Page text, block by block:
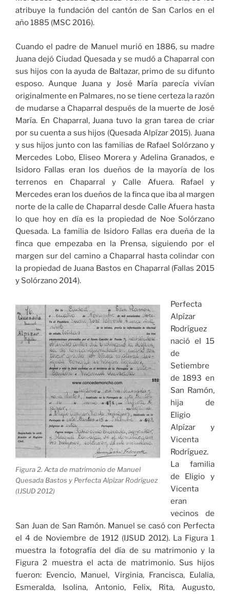
atribuye la fundación del cantón de San Carlos en el
año 1885 (MSC 2016).
Cuando el padre de Manuel murió en 1886, su madre
Juana dejó Ciudad Quesada y se mudó a Chaparral con
sus hijos con la ayuda de Baltazar, primo de su difunto
esposo. Aunque Juana y José María parecía vivían
originalmente en Palmares, no se tiene certeza la razón
de mudarse a Chaparral después de la muerte de José
María. En Chaparral, Juana tuvo la gran tarea de criar
por su cuenta a sus hijos (Quesada Alpízar 2015). Juana
y sus hijos junto con las familias de Rafael Solórzano y
Mercedes Lobo, Eliseo Morera y Adelina Granados, e
Isidoro Fallas eran los dueños de la mayoría de los
terrenos en Chaparral y Calle Afuera. Rafael y
Mercedes eran los dueños de la finca que iba al margen
norte de la calle de Chaparral desde Calle Afuera hasta
lo que hoy en día es la propiedad de Noe Solórzano
Quesada. La familia de Isidoro Fallas era dueña de la
finca que empezaba en la Prensa, siguiendo por el
margen sur del camino a Chaparral hasta colindar con
la propiedad de Juana Bastos en Chaparral (Fallas 2015
y Solórzano 2014).
Figura 2. Acta de matrimonio de Manuel
Quesada Bastos y Perfecta Alpízar Rodríguez
(IJSUD 2012)
Perfecta
Alpízar
Rodríguez
nació el 15
de
Setiembre
de 1893 en
San Ramón,
hija de
Eligio
Alpízar y
Vicenta
Rodríguez.
La familia
de Eligio y
Vicenta
eran
vecinos de
San Juan de San Ramón. Manuel se casó con Perfecta
el 4 de Noviembre de 1912 (IJSUD 2012). La Figura 1
muestra la fotografía del día de su matrimonio y la
Figura 2 muestra el acta de matrimonio. Sus hijos
fueron: Evencio, Manuel, Virginia, Francisca, Eulalia,
Esmeralda, Isolina, Antonio, Felix, Rita, Augusto,